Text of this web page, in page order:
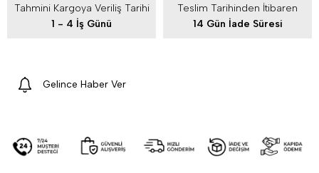
Tahmini Kargoya Veriliş Tarihi
1 - 4 İş Günü
Teslim Tarihinden İtibaren
14 Gün İade Süresi
Gelince Haber Ver